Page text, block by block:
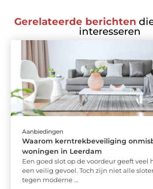
Gerelateerde berichten
interesseren
Aanbiedingen
Waarom kerntrekbeveiliging
woningen in Leerdam
Een goed slot op de voordeur geeft veel
een veilig gevoel. Toch zijn niet alle
tegen moderne ...